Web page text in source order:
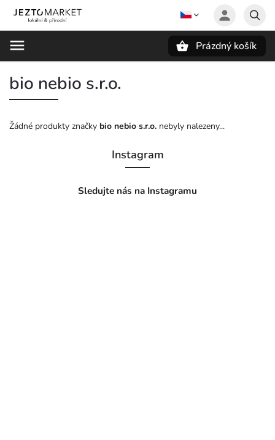
Prázdný košík
bio nebio s.r.o.
Žádné produkty značky bio nebio s.r.o. nebyly nalezeny...
Instagram
Sledujte nás na Instagramu